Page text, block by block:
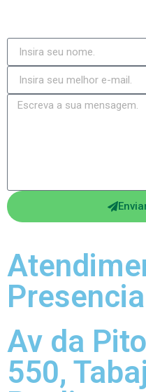
Presencial
Av da
550,